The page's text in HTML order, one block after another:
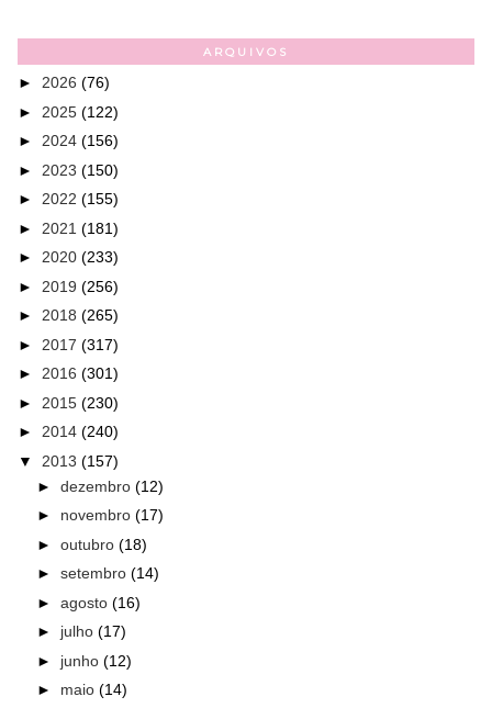
ARQUIVOS
► 2026 (76)
► 2025 (122)
► 2024 (156)
► 2023 (150)
► 2022 (155)
► 2021 (181)
► 2020 (233)
► 2019 (256)
► 2018 (265)
► 2017 (317)
► 2016 (301)
► 2015 (230)
► 2014 (240)
▼ 2013 (157)
► dezembro (12)
► novembro (17)
► outubro (18)
► setembro (14)
► agosto (16)
► julho (17)
► junho (12)
► maio (14)